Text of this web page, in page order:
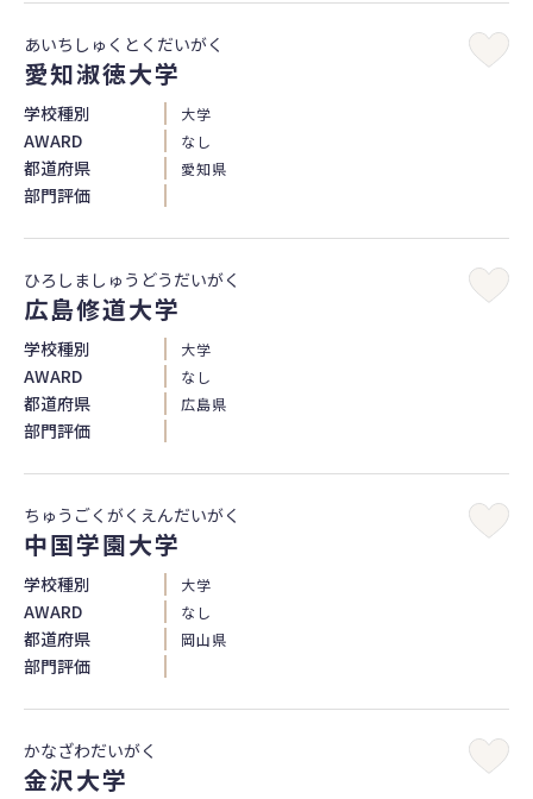
あいちしゅくとくだいがく
愛知淑徳大学
学校種別 大学
AWARD なし
都道府県 愛知県
部門評価
ひろしましゅうどうだいがく
広島修道大学
学校種別 大学
AWARD なし
都道府県 広島県
部門評価
ちゅうごくがくえんだいがく
中国学園大学
学校種別 大学
AWARD なし
都道府県 岡山県
部門評価
かなざわだいがく
金沢大学